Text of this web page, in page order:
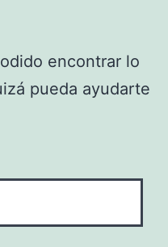
encontrar lo
pueda ayudarte